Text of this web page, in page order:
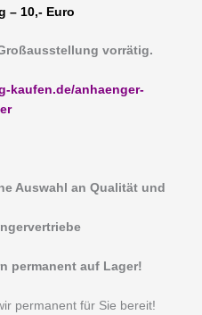
– 10,- Euro
vorrätig.
kaufen.de/anhaenger-
Auswahl an Qualität und
permanent auf Lager!
permanent für Sie bereit!